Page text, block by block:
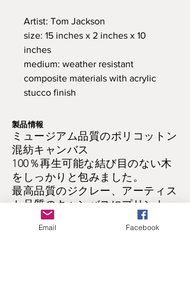
Artist: Tom Jackson
size: 15 inches x 2 inches x 10
inches
medium: weather resistant
composite materials with acrylic
stucco finish
製品情報
ミュージアム品質のポリコットン
混紡キャンバス
100％再生可能な結び目のない木
をしっかりと包みました。
最高品質のジクレー、アーティス
ト品質のキャンバスにプリント
UV光保護により、退色やひび割
れを防止
Email Facebook